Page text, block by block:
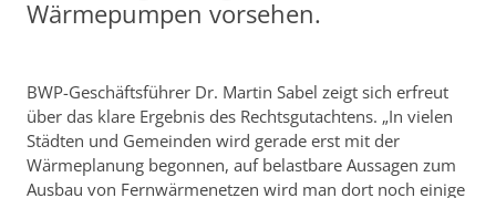
Wärmepumpen vorsehen.
BWP-Geschäftsführer Dr. Martin Sabel zeigt sich erfreut
über das klare Ergebnis des Rechtsgutachtens. „In vielen
Städten und Gemeinden wird gerade erst mit der
Wärmeplanung begonnen, auf belastbare Aussagen zum
Ausbau von Fernwärmenetzen wird man dort noch einige